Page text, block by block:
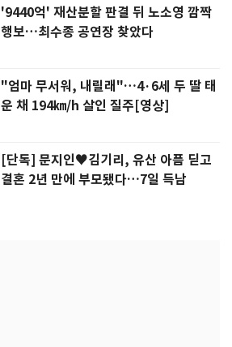
'9440억' 재산분할 판결 뒤 노소영 깜짝
행보…최수종 공연장 찾았다
"엄마 무서워, 내릴래"…4·6세 두 딸 태
운 채 194㎞/h 살인 질주[영상]
[단독] 문지인♥김기리, 유산 아픔 딛고
결혼 2년 만에 부모됐다…7일 득남